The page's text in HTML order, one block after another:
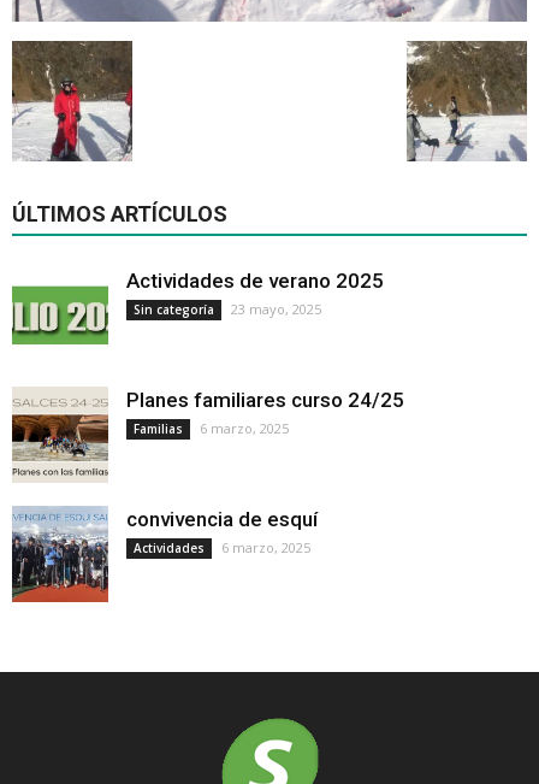
ÚLTIMOS ARTÍCULOS
Actividades de verano 2025
Sin categoría 23 mayo, 2025
Planes familiares curso 24/25
Familias 6 marzo, 2025
convivencia de esquí
Actividades 6 marzo, 2025